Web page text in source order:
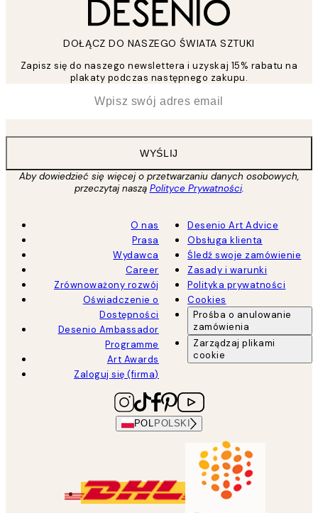
DOŁĄCZ DO NASZEGO ŚWIATA SZTUKI
Zapisz się do naszego newslettera i uzyskaj 15% rabatu na
plakaty podczas następnego zakupu.
WYŚLIJ
Aby dowiedzieć się więcej o przetwarzaniu danych osobowych,
przeczytaj naszą Polityce Prywatności.
O nas
Prasa
Wydawca
Career
Zrównoważony rozwój
Oświadczenie o
Dostępności
Desenio Ambassador
Programme
Art Awards
Zaloguj się (firma)
Desenio Art Advice
Obsługa klienta
Śledź swoje zamówienie
Zasady i warunki
Polityka prywatności
Cookies
Prośba o anulowanie
zamówienia
Zarządzaj plikami
cookie
POL POLSKI